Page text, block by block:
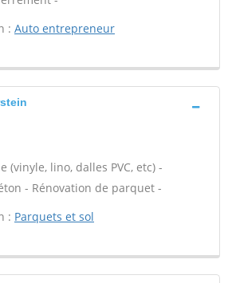
: Auto entrepreneur
(vinyle, lino, dalles PVC, etc) -
- Rénovation de parquet -
: Parquets et sol